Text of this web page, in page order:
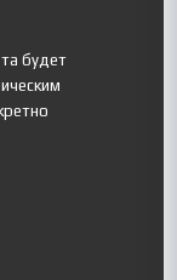
будет